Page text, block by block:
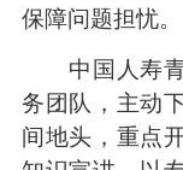
保障问题担忧。
中国人寿青
务团队，主动
间地头，重点